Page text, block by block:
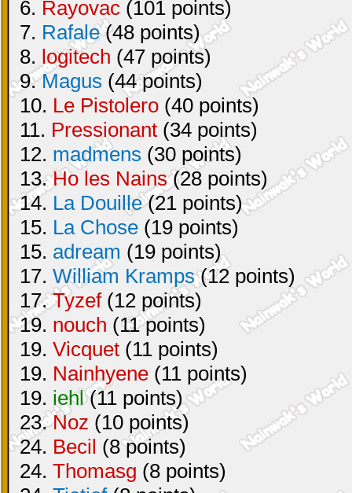
6. Rayovac (101 points)
7. Rafale(48 points)
8. logitech (47 points)
9.Magus (44 points)
10. Le Pistolero (40 points)
11. Pressionant (34 points)
12. madmens (30 points)
13.Ho les Nains(28 points)
14. La Douille(21 points)
15. La Chose (19 points)
15. adream (19 points)
17. William Kramps(12 points)
17.Tyzef(12 points)
19. nouch (11 points)
19. Vicquet (11 points)
19. Nainhyene (11 points)
19. iehl(11 points)
23.Noz (10 points)
24. Becil (8 points)
24. Thomasg (8 points)